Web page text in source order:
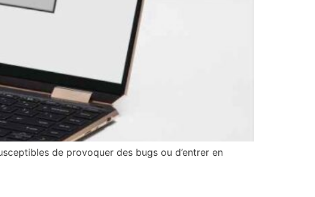
de provoquer des bugs ou d’entrer en